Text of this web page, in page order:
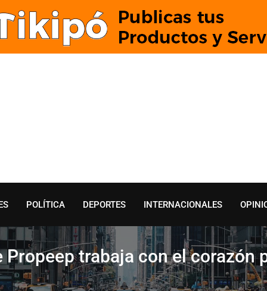
POLÍTICA DEPORTES INTERNACIONALES
trabaja con el corazón